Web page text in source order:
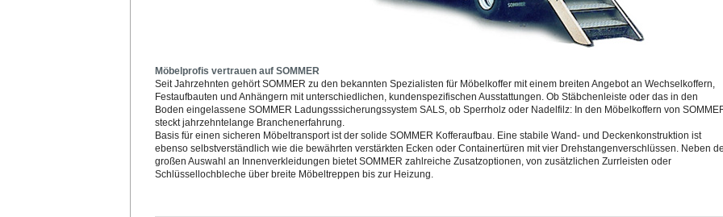
Möbelprofis vertrauen auf SOMMER
Seit Jahrzehnten gehört SOMMER zu den bekannten Spezialisten für Möbelkoffer mit einem breiten Angebot an Wechselkoffern,
Festaufbauten und Anhängern mit unterschiedlichen, kundenspezifischen Ausstattungen. Ob Stäbchenleiste oder das in den
Boden eingelassene SOMMER Ladungsssicherungssystem SALS, ob Sperrholz oder Nadelfilz: In den Möbelkoffern von
steckt jahrzehntelange Branchenerfahrung.
Basis für einen sicheren Möbeltransport ist der solide SOMMER Kofferaufbau. Eine stabile Wand- und Deckenkonstruktion ist
ebenso selbstverständlich wie die bewährten verstärkten Ecken oder Containertüren mit vier Drehstangenverschlüssen. Neben
großen Auswahl an Innenverkleidungen bietet SOMMER zahlreiche Zusatzoptionen, von zusätzlichen Zurrleisten oder
Schlüssellochbleche über breite Möbeltreppen bis zur Heizung.